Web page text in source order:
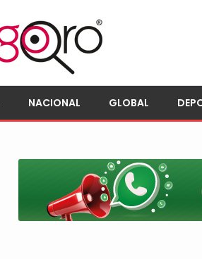
NACIONAL GLOBAL